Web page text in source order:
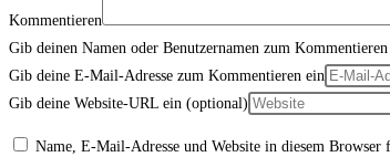
Kommentieren
Gib deinen Namen oder Benutzernamen zum
Gib deine E-Mail-Adresse zum Kommentieren ein
Gib deine Website-URL ein (optional)
Name, E-Mail-Adresse und Website in diesem Browser